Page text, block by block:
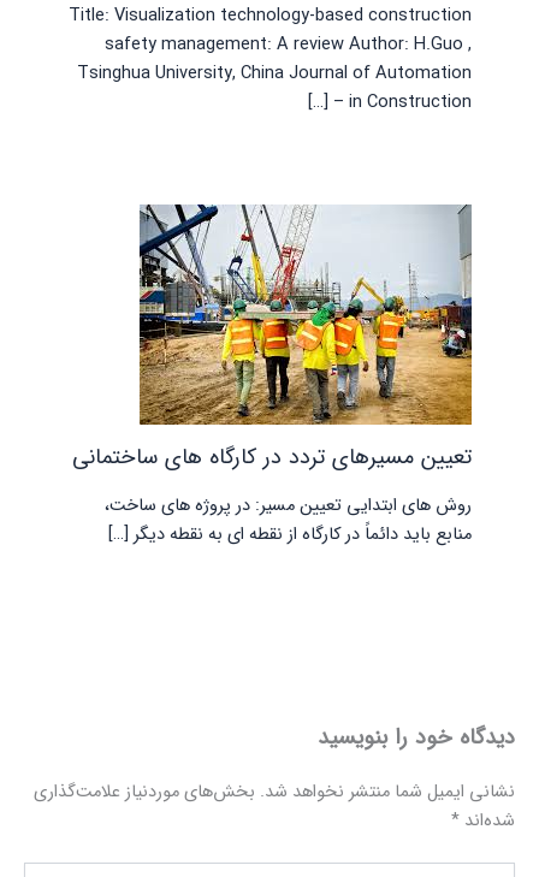
Title: Visualization technology-based construction
safety management: A review Author: H.Guo ,
Tsinghua University, China Journal of Automation
in Construction – […]
تعیین مسیرهای تردد در کارگاه های ساختمانی
روش های ابتدایی تعیین مسیر: در پروژه های ساخت،
منابع باید دائماً در کارگاه از نقطه ای به نقطه دیگر […]
دیدگاه‌ خود را بنویسید
نشانی ایمیل شما منتشر نخواهد شد. بخش‌های موردنیاز علامت‌گذاری
شده‌اند *